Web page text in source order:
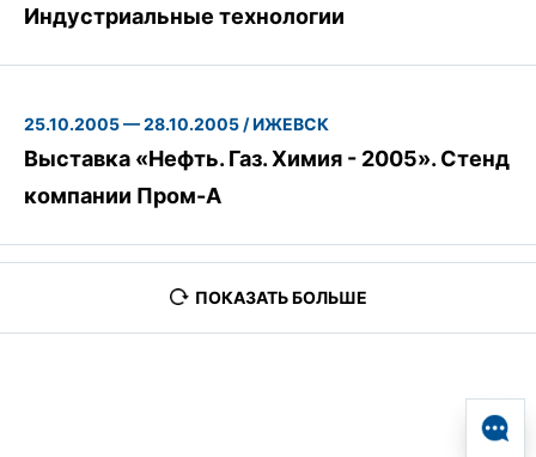
Индустриальные технологии
25.10.2005 — 28.10.2005 / ИЖЕВСК
Выставка «Нефть. Газ. Химия - 2005». Стенд
компании Пром-А
ПОКАЗАТЬ БОЛЬШЕ